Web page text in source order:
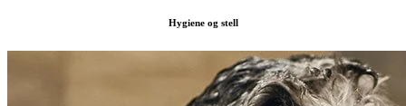
Hygiene og stell